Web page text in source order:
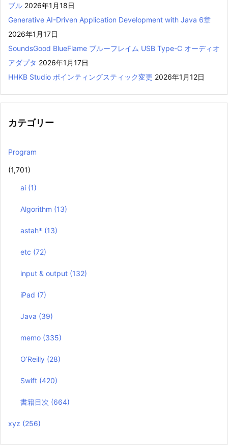
ブル 2026年1月18日
Generative AI-Driven Application Development with Java 6章
2026年1月17日
SoundsGood BlueFlame ブルーフレイム USB Type-C オーディオ
アダプタ 2026年1月17日
HHKB Studio ポインティングスティック変更 2026年1月12日
カテゴリー
Program
(1,701)
ai (1)
Algorithm (13)
astah* (13)
etc (72)
input & output (132)
iPad (7)
Java (39)
memo (335)
O’Reilly (28)
Swift (420)
書籍目次 (664)
xyz (256)